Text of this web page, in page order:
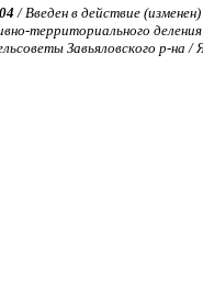
/ Введен в действие (изменен)
территориального
Завьяловского р-на /